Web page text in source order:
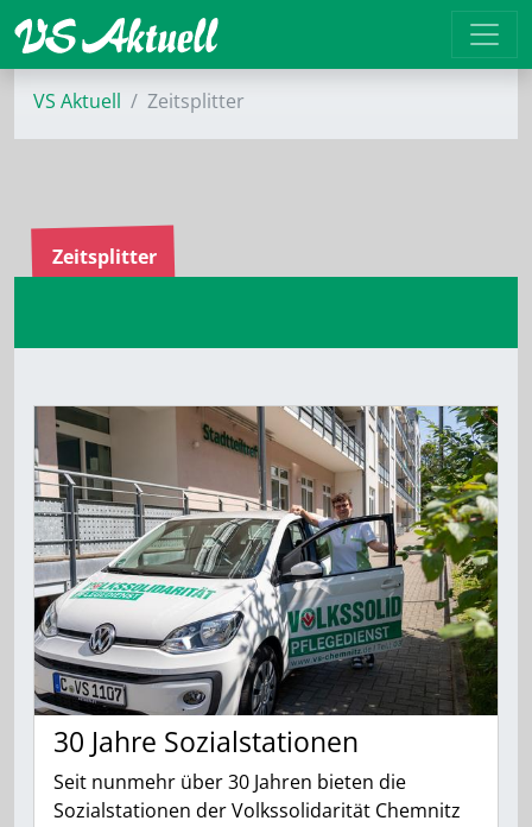
VS Aktuell Zeitsplitter
Zeitsplitter
30 Jahre Sozialstationen
Seit nunmehr über 30 Jahren bieten die
Sozialstationen der Volkssolidarität Chemnitz